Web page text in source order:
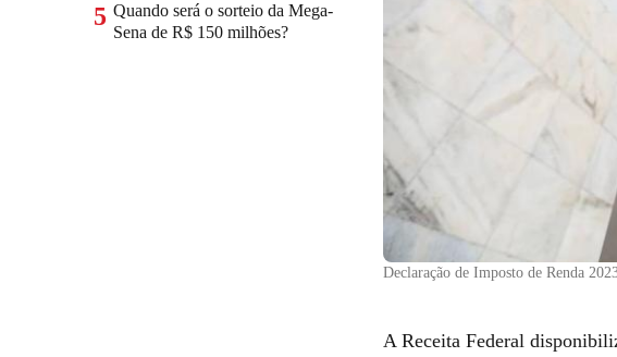
Declaração de Imposto de Renda
A Receita Federal
5 Quando será o sorteio da Mega-
Sena de R$ 150 milhões?